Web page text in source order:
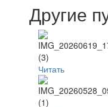
Другие
Читать